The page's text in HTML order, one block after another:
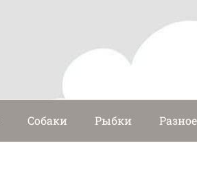
Собаки Рыбки Разное